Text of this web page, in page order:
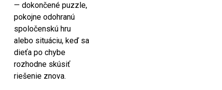
— dokončené puzzle,
pokojne odohranú
spoločenskú hru
alebo situáciu, keď sa
dieťa po chybe
rozhodne skúsiť
riešenie znova.